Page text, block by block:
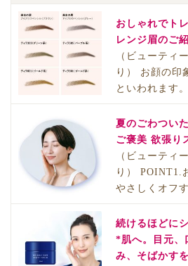
おしゃれでト
レンジ眉のご
（ビューティ
り） お顔の印
といわれます
夏のごわつい
ご褒美 欲張り
（ビューティ
り） POINT1.
やさしくオフ
続けるほどに
*肌へ。目元、
み、そばかす